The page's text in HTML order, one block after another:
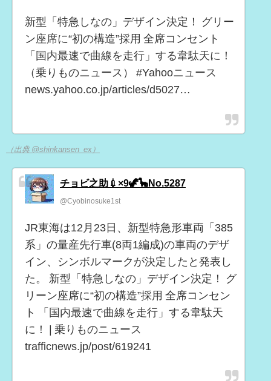
新型「特急しなの」デザイン決定！ グリー
ン座席に“初の構造”採用 全席コンセント
「国内最速で曲線を走行」する韋駄天に！
（乗りものニュース） #Yahooニュース
news.yahoo.co.jp/articles/d5027…
（出典 @shinkansen_ex）
チョビ之助💉×9🦖🦕No.5287
@Cyobinosuke1st
JR東海は12月23日、新型特急形車両「385
系」の量産先行車(8両1編成)の車両のデザ
イン、シンボルマークが決定したと発表し
た。 新型「特急しなの」デザイン決定！ グ
リーン座席に“初の構造”採用 全席コンセン
ト 「国内最速で曲線を走行」する韋駄天
に！ | 乗りものニュース
trafficnews.jp/post/619241